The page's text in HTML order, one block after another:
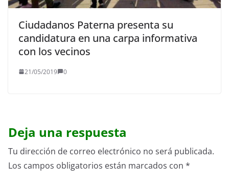
Ciudadanos Paterna presenta su
candidatura en una carpa informativa
con los vecinos
21/05/2019 0
Deja una respuesta
Tu dirección de correo electrónico no será publicada.
Los campos obligatorios están marcados con *